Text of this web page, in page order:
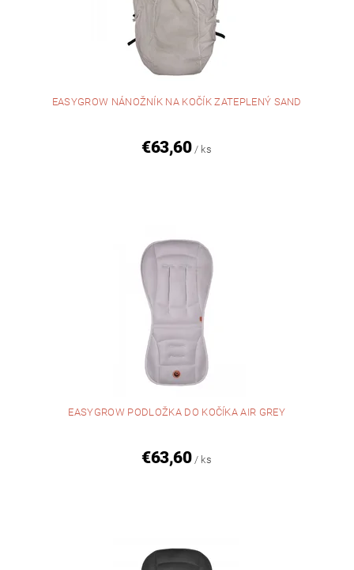
EASYGROW NÁNOŽNÍK NA KOČÍK ZATEPLENÝ SAND
€63,60 / ks
EASYGROW PODLOŽKA DO KOČÍKA AIR GREY
€63,60 / ks